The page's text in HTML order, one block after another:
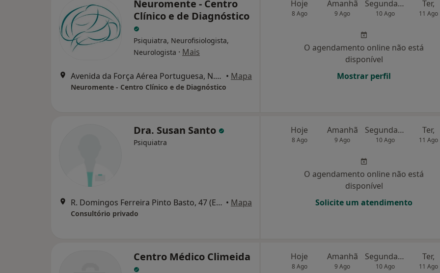
Neuromente - Centro
Clínico e de Diagnóstico
Psiquiatra, Neurofisiologista,
Neurologista · Mais
Avenida da Força Aérea Portuguesa, N.º 58, Aveiro • Mapa
Neuromente - Centro Clínico e de Diagnóstico
Hoje
8 Ago
Amanhã
9 Ago
Segunda-feira
10 Ago
Ter,
11 Ago
O agendamento online não está
disponível
Mostrar perfil
Dra. Susan Santo
Psiquiatra
R. Domingos Ferreira Pinto Basto, 47 (E.N. 109, cruzamento com a EB 23), Ílhavo • Mapa
Consultório privado
Hoje
8 Ago
Amanhã
9 Ago
Segunda-feira
10 Ago
Ter,
11 Ago
O agendamento online não está
disponível
Solicite um atendimento
Centro Médico Climeida Hoje
8 Ago
Amanhã
9 Ago
Segunda-feira
10 Ago
Ter,
11 Ago